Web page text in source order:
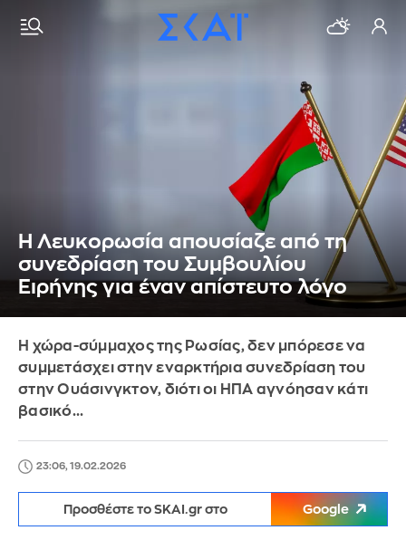
H Λευκορωσία απουσίαζε από τη
συνεδρίαση του Συμβουλίου
Ειρήνης για έναν απίστευτο λόγο
Η χώρα-σύμμαχος της Ρωσίας, δεν μπόρεσε να
συμμετάσχει στην εναρκτήρια συνεδρίαση του
στην Ουάσινγκτον, διότι οι ΗΠΑ αγνόησαν κάτι
βασικό...
23:06, 19.02.2026
Προσθέστε το SKAI.gr στο Google